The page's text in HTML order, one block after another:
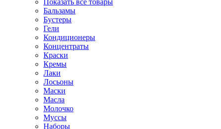
Показать все товары
Бальзамы
Бустеры
Гели
Кондиционеры
Концентраты
Краски
Кремы
Лаки
Лосьоны
Маски
Масла
Молочко
Муссы
Наборы